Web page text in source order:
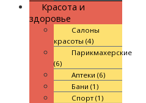
Красота и
здоровье
Салоны
красоты (4)
Парикмахерские
(6)
Аптеки (6)
Бани (1)
Спорт (1)